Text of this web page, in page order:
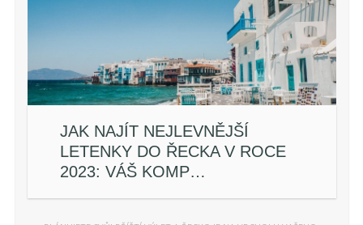
JAK NAJÍT NEJLEVNĚJŠÍ
LETENKY DO ŘECKA V ROCE
2023: VÁŠ KOMP…